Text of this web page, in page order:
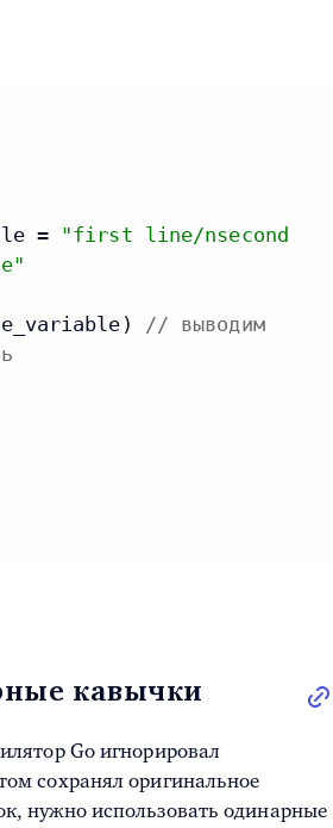
= "first line/nsecond
// выводим
кавычки
Go игнорировал
сохранял оригинальное
, нужно использовать одинарные